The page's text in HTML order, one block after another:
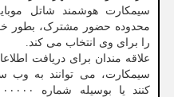
سیمکارت هوشمند شاتل
محدوده حضور مشترک، بطور
را برای وی انتخاب می کند.
علاقه مندان برای دریافت